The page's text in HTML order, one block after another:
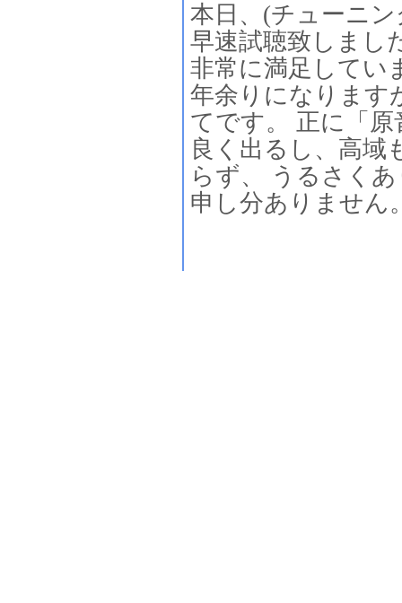
本日、(チューニ
早速試聴致しまし
非常に満足してい
年余りになります
てです。 正に「
良く出るし、高域
らず、 うるさく
申し分ありません